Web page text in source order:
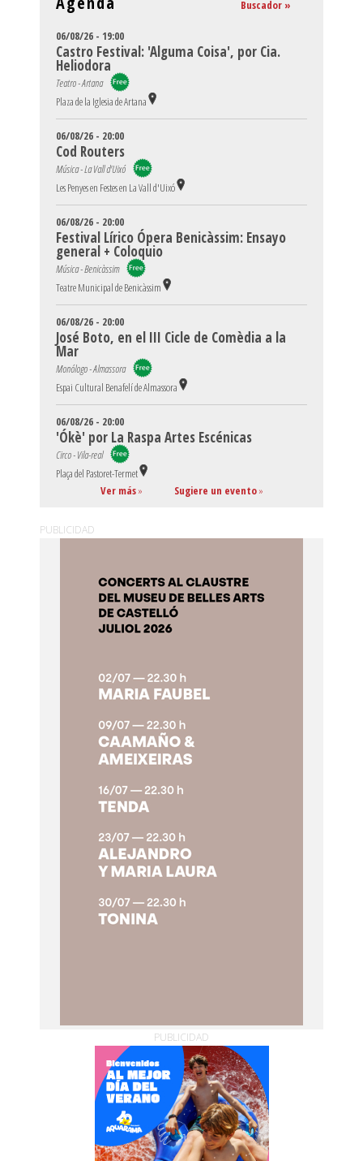
Buscador »
06/08/26 - 19:00
Castro Festival: 'Alguma Coisa', por Cia.
Heliodora
Teatro - Artana
Plaza de la Iglesia de Artana
06/08/26 - 20:00
Cod Routers
Música - La Vall d'Uixó
Les Penyes en Festes en La Vall d'Uixó
06/08/26 - 20:00
Festival Lírico Ópera Benicàssim: Ensayo
general + Coloquio
Música - Benicàssim
Teatre Municipal de Benicàssim
06/08/26 - 20:00
José Boto, en el III Cicle de Comèdia a la
Mar
Monólogo - Almassora
Espai Cultural Benafelí de Almassora
06/08/26 - 20:00
'Ókè' por La Raspa Artes Escénicas
Circo - Vila-real
Plaça del Pastoret-Termet
Ver más» Sugiere un evento»
PUBLICIDAD
PUBLICIDAD